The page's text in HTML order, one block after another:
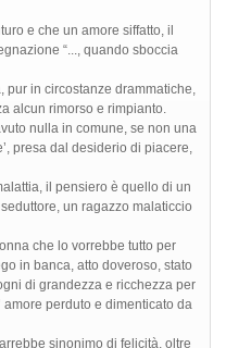
e che un amore siffatto, il
“..., quando sboccia
pur in circostanze drammatiche,
alcun rimorso e rimpianto.
nulla in comune, se non una
presa dal desiderio di piacere,
il pensiero è quello di un
un ragazzo malaticcio
che lo vorrebbe tutto per
in banca, atto doveroso, stato
di grandezza e ricchezza per
perduto e dimenticato da
sinonimo di felicità, oltre